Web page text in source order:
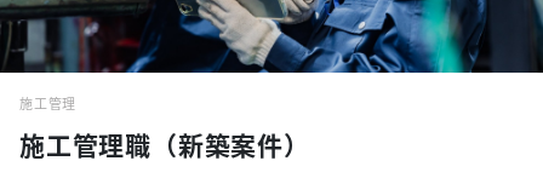
施工管理職（新築案件）
施工管理